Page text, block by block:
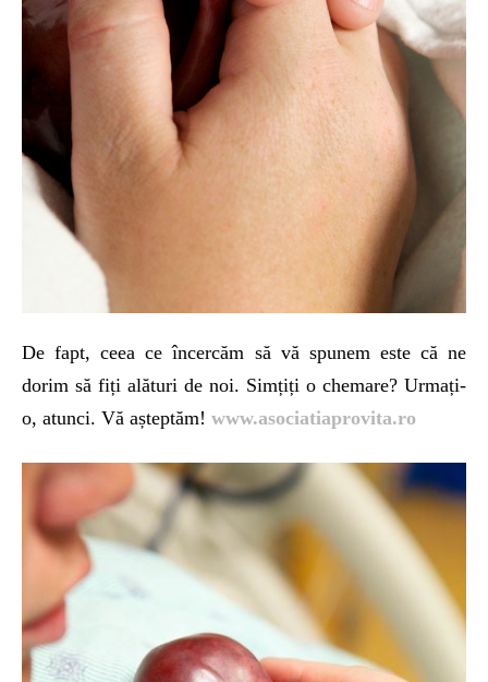
De fapt, ceea ce încercăm să vă spunem este că ne
dorim să fiți alături de noi. Simțiți o chemare? Urmați-
o, atunci. Vă așteptăm! www.asociatiaprovita.ro